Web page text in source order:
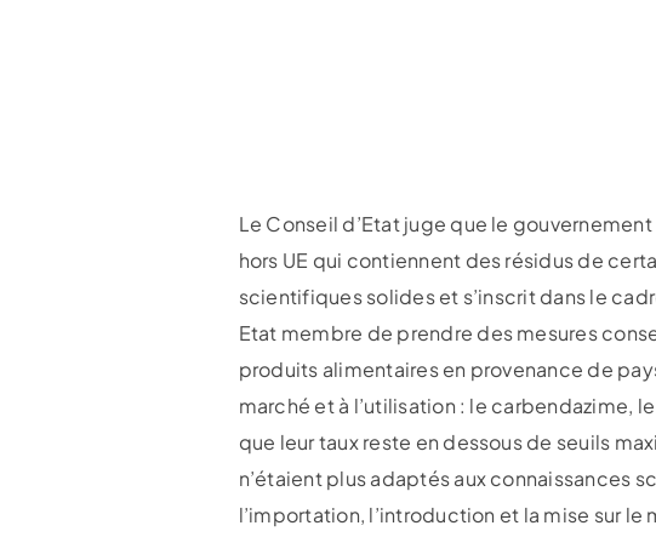
Le Conseil d’Etat juge que le
hors UE qui contiennent des résidus de
scientifiques solides et s’inscrit dans le
Etat membre de prendre des mesures
produits alimentaires en provenance de
marché et à l’utilisation : le
que leur taux reste en dessous de seuils
n’étaient plus adaptés aux connaissances
l’importation, l’introduction et la mise sur